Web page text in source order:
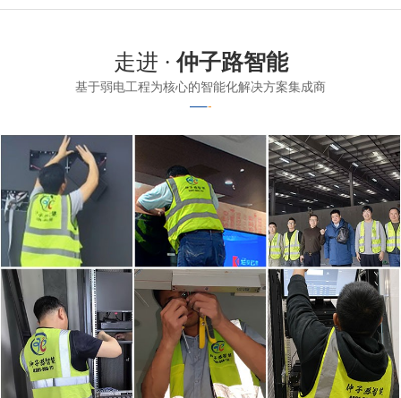
走进 ·仲子路智能
基于弱电工程为核心的智能化解决方案集成商